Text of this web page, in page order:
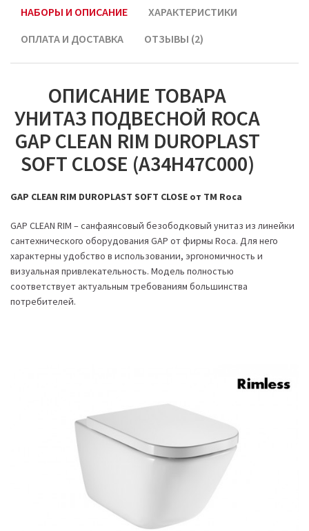
НАБОРЫ И ОПИСАНИЕ
ХАРАКТЕРИСТИКИ
ОПЛАТА И ДОСТАВКА
ОТЗЫВЫ (2)
ОПИСАНИЕ ТОВАРА
УНИТАЗ ПОДВЕСНОЙ ROCA
GAP CLEAN RIM DUROPLAST
SOFT CLOSE (A34H47C000)
GAP CLEAN RIM DUROPLAST SOFT CLOSE от ТМ Roca
GAP CLEAN RIM – санфаянсовый безободковый унитаз из линейки
сантехнического оборудования GAP от фирмы Roca. Для него
характерны удобство в использовании, эргономичность и
визуальная привлекательность. Модель полностью
соответствует актуальным требованиям большинства
потребителей.